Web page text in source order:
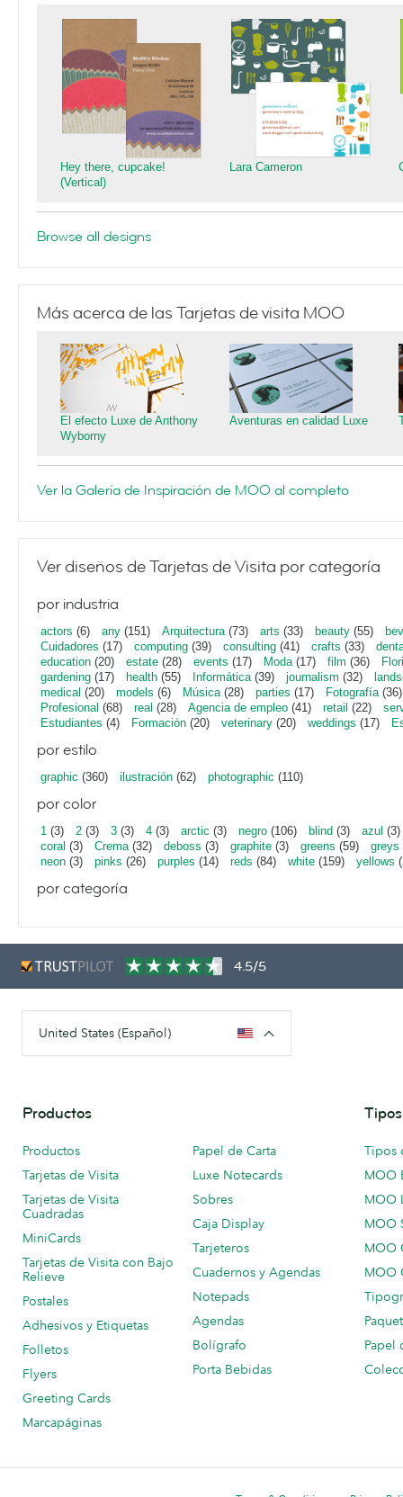
Hey there, cupcake!
(Vertical)
Lara Cameron
Browse all designs
Más acerca de las Tarjetas de visita MOO
El efecto Luxe de Anthony
Wyborny
Aventuras en calidad Luxe
Ver la Galería de Inspiración de MOO al completo
Ver diseños de Tarjetas de Visita por categoría
por industria
actors (6) any (151) Arquitectura(73) arts (33) beauty (55)
Cuidadores (17) computing (39) consulting (41) crafts (33)
education (20) estate (28) events (17) Moda(17) film (36)
gardening (17) health (55) Informática(39) journalism (32)
medical (20) models (6) Música(28) parties (17) Fotografía(36)
Profesional (68) real (28) Agencia de empleo (41) retail (22)
Estudiantes (4) Formación (20) veterinary (20) weddings (17)
por estilo
graphic (360) ilustración (62) photographic (110)
por color
1 (3) 2 (3) 3 (3) 4 (3) arctic (3) negro (106) blind (3) azul (3)
coral (3) Crema(32) deboss (3) graphite (3) greens (59) greys
neon (3) pinks (26) purples (14) reds (84) white (159) yellows
por categoría
4.5/5
United States (Español)
Productos
Productos
Tarjetas de Visita
Tarjetas de Visita
Cuadradas
MiniCards
Tarjetas de Visita con Bajo
Relieve
Postales
Adhesivos y Etiquetas
Folletos
Flyers
Greeting Cards
Marcapáginas
Papel de Carta
Luxe Notecards
Sobres
Caja Display
Tarjeteros
Cuadernos y Agendas
Notepads
Agendas
Bolígrafo
Porta Bebidas
Tipos
MOO
MOO
MOO
MOO
MOO
Papel